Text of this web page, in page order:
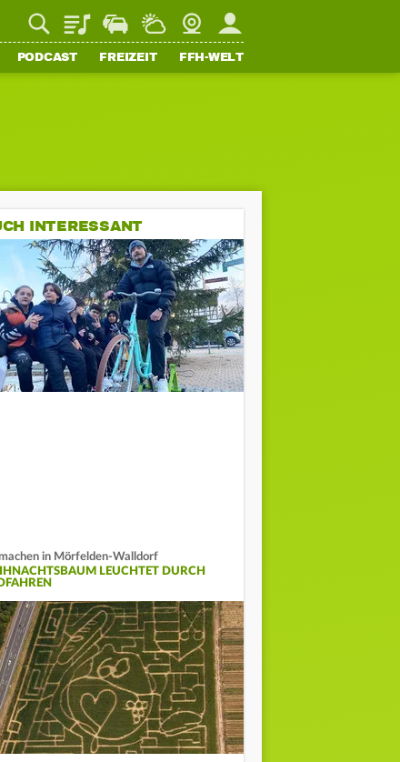
PlaylistStaupilotWetterWebcamMein FFH
PODCAST FREIZEIT FFH-WELT
INTERESSANT
in Mörfelden-Walldorf
LEUCHTET DURCH